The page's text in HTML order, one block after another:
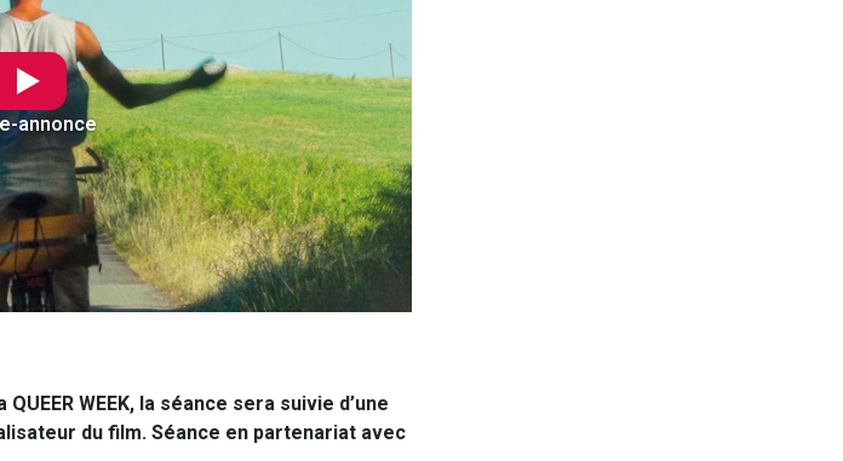
annonce
WEEK, la séance sera suivie d’une
du film. Séance en partenariat avec